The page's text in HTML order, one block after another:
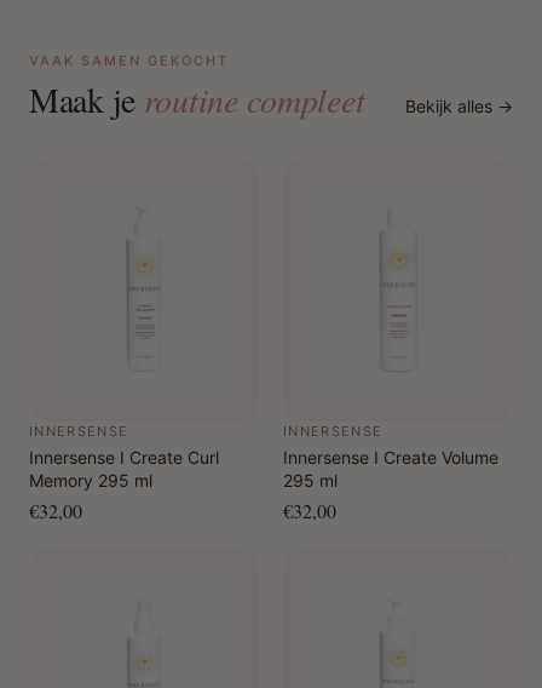
VAAK SAMEN GEKOCHT
Maak je routine compleet Bekijk alles →
INNERSENSE
Innersense I Create Curl
Memory 295 ml
€32,00
INNERSENSE
Innersense I Create Volume
295 ml
€32,00